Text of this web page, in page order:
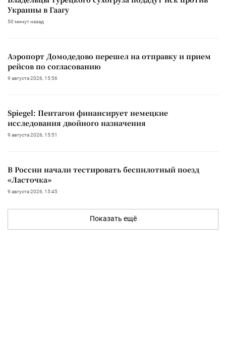
Украины в Гаагу
50 минут назад
Аэропорт Домодедово перешел на отправку и прием
рейсов по согласованию
9 августа 2026, 15:56
Spiegel: Пентагон финансирует немецкие
исследования двойного назначения
9 августа 2026, 15:51
В России начали тестировать беспилотный поезд
«Ласточка»
9 августа 2026, 15:45
Показать ещё